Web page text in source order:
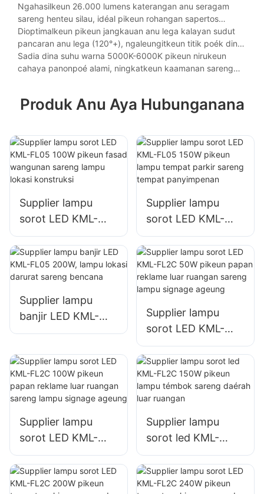
Ngahasilkeun 26.000 lumens katerangan anu seragam
sareng henteu silau, idéal pikeun rohangan sapertos
gimnasium sareng hanggar pesawat anu meryogikeun
pisibilitas anu akurat.
Dioptimalkeun pikeun jangkauan anu lega kalayan sudut
pancaran anu lega (120°+), ngaleungitkeun titik poék dina
aplikasi plafon anu luhur sapertos gudang ritel sareng
arena olahraga.
Sadia dina suhu warna 5000K-6000K pikeun nirukeun
cahaya panonpoé alami, ningkatkeun kaamanan sareng
Produk Anu Aya Hubunganana
Supplier lampu
sorot LED KML-
FL05 100W pikeun
fasad wangunan
sareng lampu lokasi
konstruksi
Supplier lampu
sorot LED KML-
FL05 150W pikeun
lampu tempat
parkir sareng
tempat
Supplier lampu
banjir LED KML-
FL05 200W, lampu
sareng bencana
Supplier lampu
sorot LED KML-
FL2C 50W pikeun
papan reklame luar
ruangan sareng
lampu signage
Supplier lampu
sorot LED KML-
FL2C 100W pikeun
papan reklame luar
ruangan sareng
Supplier lampu
sorot led KML-
FL2C 150W pikeun
lampu témbok
sareng daérah luar